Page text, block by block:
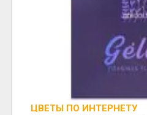
ЦВЕТЫ ПО ИНТЕРНЕТУ